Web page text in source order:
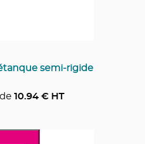
semi-rigide
10.94€ HT